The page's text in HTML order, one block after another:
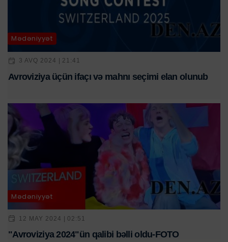
Mədəniyyət
3 AVQ 2024 | 21:41
Avroviziya üçün ifaçı və mahnı seçimi elan olunub
Mədəniyyət
12 MAY 2024 | 02:51
"Avroviziya 2024"ün qalibi bəlli oldu-FOTO